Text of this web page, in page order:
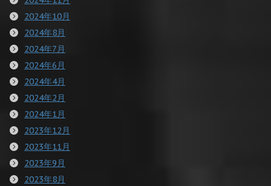
2024年10月
2024年8月
2024年7月
2024年6月
2024年4月
2024年2月
2024年1月
2023年12月
2023年11月
2023年9月
2023年8月